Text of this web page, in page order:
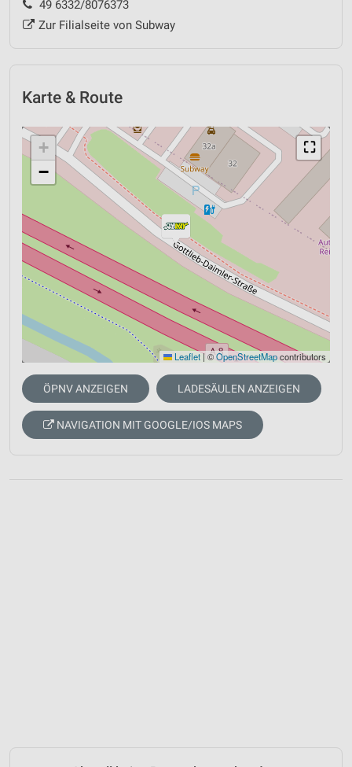
49 6332/8076373
Zur Filialseite von Subway
Karte & Route
⛶
+
−
Leaflet|©OpenStreetMapcontributors
ÖPNV ANZEIGEN LADESÄULEN ANZEIGEN
NAVIGATION MIT GOOGLE/IOS MAPS